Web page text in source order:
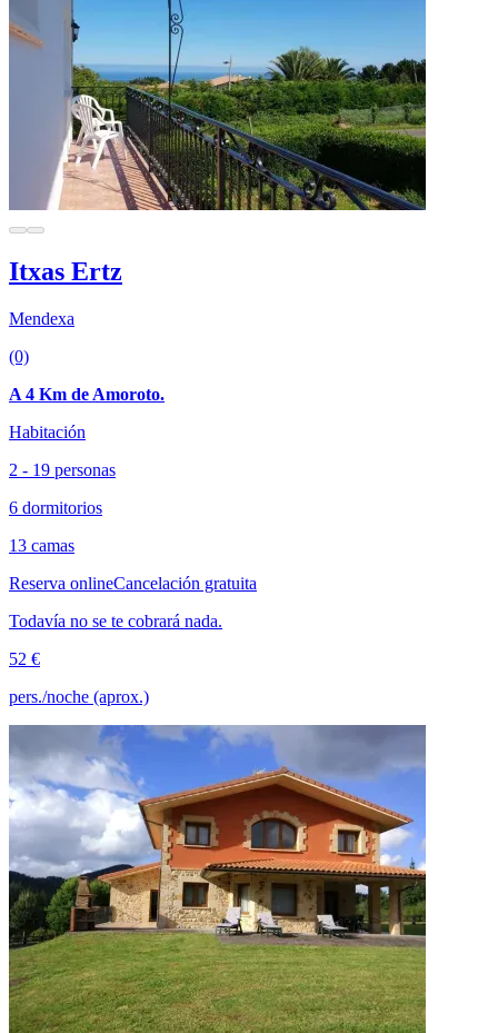
Itxas Ertz
Mendexa
(0)
A 4 Km de Amoroto.
Habitación
2 - 19 personas
6 dormitorios
13 camas
Reserva onlineCancelación gratuita
Todavía no se te cobrará nada.
52 €
pers./noche (aprox.)